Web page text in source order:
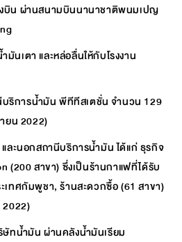
งบิน ผ่านสนามบินนานาชาติพนมเปญ
มันเตา และหล่อลื่นให้กับโรงงาน
ริการน้ำมัน พีทีทีสเตชั่น จำนวน 129
ยน 2022)
ละนอกสถานีบริการน้ำมัน ได้แก่ ธุรกิจ
(200 สาขา) ซึ่งเป็นร้านกาแฟที่ได้รับ
ทศกัมพูชา, ร้านสะดวกซื้อ (61 สาขา)
ษัทน้ำมัน ผ่านคลังน้ำมันเรียม